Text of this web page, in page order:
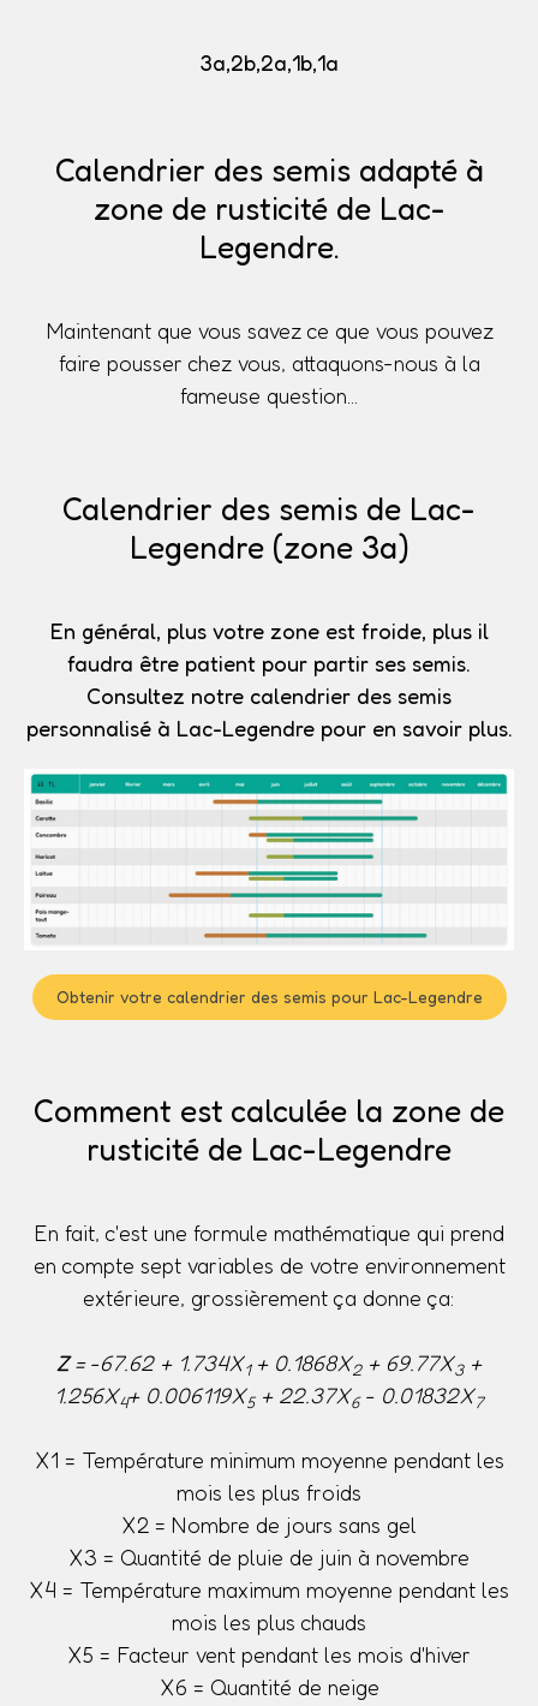
3a,2b,2a,1b,1a
Calendrier des semis adapté à
zone de rusticité de Lac-
Legendre.
Maintenant que vous savez ce que vous pouvez
faire pousser chez vous, attaquons-nous à la
fameuse question...
Calendrier des semis de Lac-
Legendre (zone 3a)
En général, plus votre zone est froide, plus il
faudra être patient pour partir ses semis.
Consultez notre calendrier des semis
personnalisé à Lac-Legendre pour en savoir plus.
Obtenir votre calendrier des semis pour Lac-Legendre
Comment est calculée la zone de
rusticité de Lac-Legendre
En fait, c'est une formule mathématique qui prend
en compte sept variables de votre environnement
extérieure, grossièrement ça donne ça:
Z= -67.62 + 1.734X1+ 0.1868X2+ 69.77X3+
1.256X4+ 0.006119X5+ 22.37X6- 0.01832X7
X1 = Température minimum moyenne pendant les
mois les plus froids
X2 = Nombre de jours sans gel
X3 = Quantité de pluie de juin à novembre
X4 = Température maximum moyenne pendant les
mois les plus chauds
X5 = Facteur vent pendant les mois d'hiver
X6 = Quantité de neige